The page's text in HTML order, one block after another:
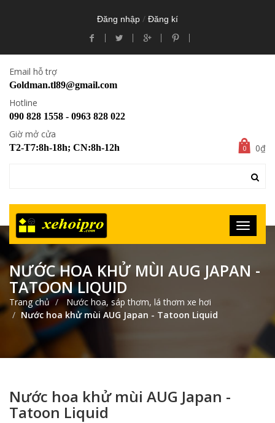
Đăng nhập / Đăng kí
Email hỗ trợ
Goldman.tl89@gmail.com
Hotline
090 828 1558 - 0963 828 022
Giờ mở cửa
T2-T7:8h-18h; CN:8h-12h 0 0₫
NƯỚC HOA KHỬ MÙI AUG JAPAN -
TATOON LIQUID
Trang chủ
Nước hoa, sáp thơm, lá thơm xe hơi
Nước hoa khử mùi AUG Japan - Tatoon Liquid
Nước hoa khử mùi AUG Japan -
Tatoon Liquid